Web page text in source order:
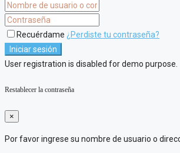
Recuérdame ¿Perdiste tu contraseña?
Iniciar sesión
User registration is disabled for demo purpose.
Restablecer la contraseña
×
Por favor ingrese su nombre de usuario o